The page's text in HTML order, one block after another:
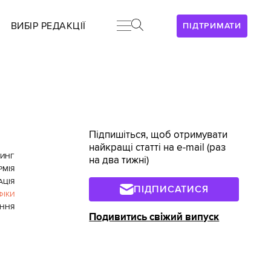
ПІДТРИМАТИ
ВИБІР РЕДАКЦІЇ
Підпишіться, щоб отримувати
найкращі статті на e-mail (раз
на два тижні)
ПІДПИСАТИСЯ
Подивитись свіжий випуск